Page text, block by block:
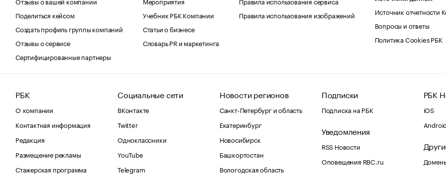
Поделиться кейсом
Создать профиль группы компаний
Отзывы о сервисе
Сертифицированные партнеры
Учебник РБК Компании
Статьи о бизнесе
Словарь PR и маркетинга
Правила использования изображений
Источник отчетности
Вопросы и ответы
Политика Cookies РБК
РБК
О компании
Контактная информация
Редакция
Размещение рекламы
Стажерская программа
Социальные сети
ВКонтакте
Twitter
Одноклассники
YouTube
Telegram
Новости регионов
Санкт-Петербург и область
Екатеринбург
Новосибирск
Башкортостан
Вологодская область
Подписки
Подписка на РБК
Уведомления
RSS Новости
Оповещения RBC.ru
РБК
iOS